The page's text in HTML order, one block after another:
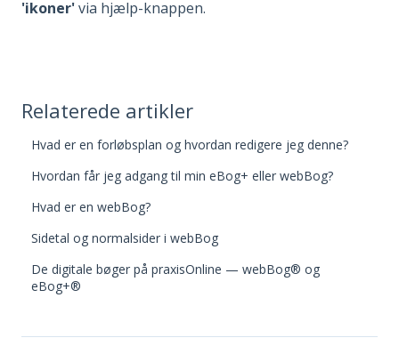
'ikoner'via hjælp-knappen.
Relaterede artikler
Hvad er en forløbsplan og hvordan redigere jeg denne?
Hvordan får jeg adgang til min eBog+ eller webBog?
Hvad er en webBog?
Sidetal og normalsider i webBog
De digitale bøger på praxisOnline — webBog® og
eBog+®